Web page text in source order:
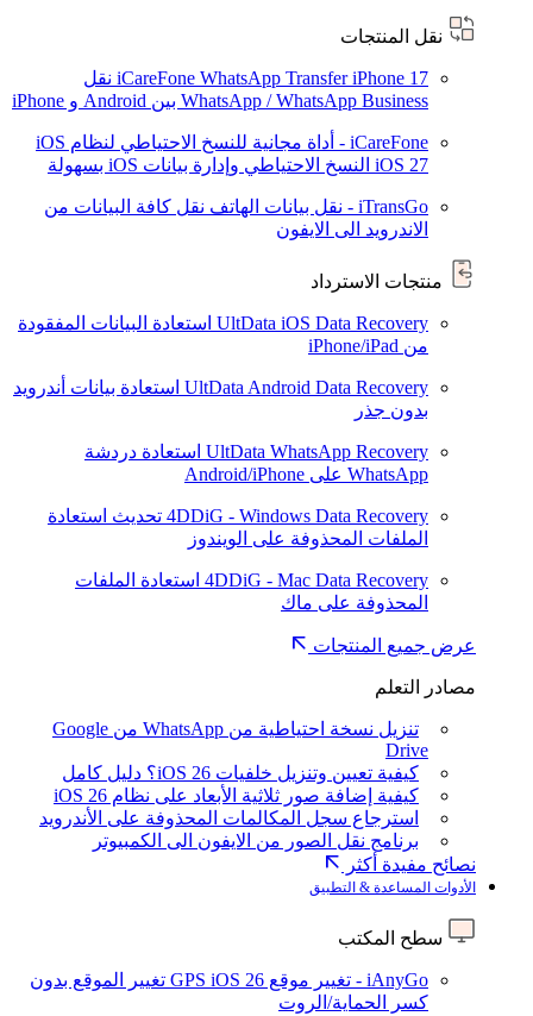
نقل المنتجات
iCareFone WhatsApp TransferiPhone 17
نقل
WhatsApp / WhatsApp Business بين Android و iPhone
iCareFone - أداة مجانية للنسخ الاحتياطي لنظام iOS
iOS 27 النسخ الاحتياطي وإدارة بيانات iOS بسهولة
iTransGo - نقل بيانات الهاتف
نقل كافة البيانات من
الاندرويد الى الايفون
منتجات الاسترداد
UltData iOS Data Recovery استعادة البيانات المفقودة
من iPhone/iPad
UltData Android Data Recovery استعادة بيانات أندرويد
بدون جذر
UltData WhatsApp Recovery استعادة دردشة
WhatsApp على Android/iPhone
4DDiG - Windows Data Recovery تحديث استعادة
الملفات المحذوفة على الويندوز
4DDiG - Mac Data Recovery استعادة الملفات
المحذوفة على ماك
عرض جميع المنتجات
مصادر التعلم
تنزيل نسخة احتياطية من WhatsApp من Google
Drive
كيفية تعيين وتنزيل خلفيات iOS 26؟ دليل كامل
كيفية إضافة صور ثلاثية الأبعاد على نظام iOS 26
استرجاع سجل المكالمات المحذوفة على الأندرويد
برنامج نقل الصور من الايفون الى الكمبيوتر
نصائح مفيدة أكثر
الأدوات المساعدة & التطبيق
سطح المكتب
iAnyGo - تغيير موقع GPS iOS 26
تغيير الموقع بدون
كسر الحماية/الروت